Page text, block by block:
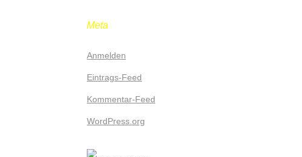
Meta
Anmelden
Eintrags-Feed
Kommentar-Feed
WordPress.org